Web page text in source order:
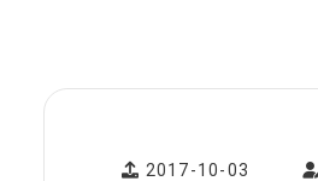
2017-10-03